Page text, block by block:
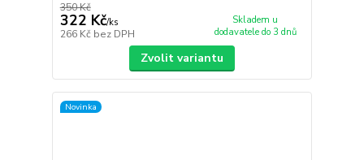
350 Kč
322 Kč/ks
266 Kč bez DPH
Skladem u
dodavatele do 3 dnů
Zvolit variantu
Novinka